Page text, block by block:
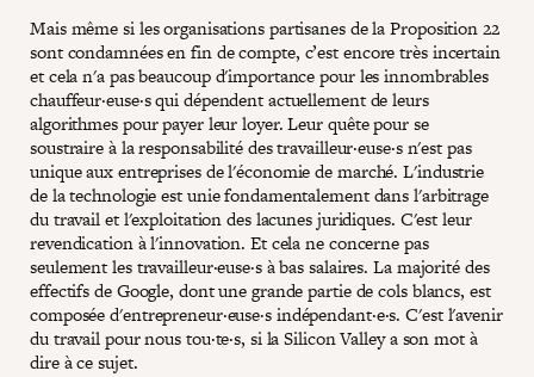
Mais même si les organisations partisanes de la Proposition 22
sont condamnées en fin de compte, c’est encore très incertain
et cela n'a pas beaucoup d'importance pour les innombrables
chauffeur·euse·s qui dépendent actuellement de leurs
algorithmes pour payer leur loyer. Leur quête pour se
soustraire à la responsabilité des travailleur·euse·s n'est pas
unique aux entreprises de l'économie de marché. L'industrie
de la technologie est unie fondamentalement dans l'arbitrage
du travail et l'exploitation des lacunes juridiques. C'est leur
revendication à l'innovation. Et cela ne concerne pas
seulement les travailleur·euse·s à bas salaires. La majorité des
effectifs de Google, dont une grande partie de cols blancs, est
composée d'entrepreneur·euse·s indépendant·e·s. C'est l'avenir
du travail pour nous tou·te·s, si la Silicon Valley a son mot à
dire à ce sujet.